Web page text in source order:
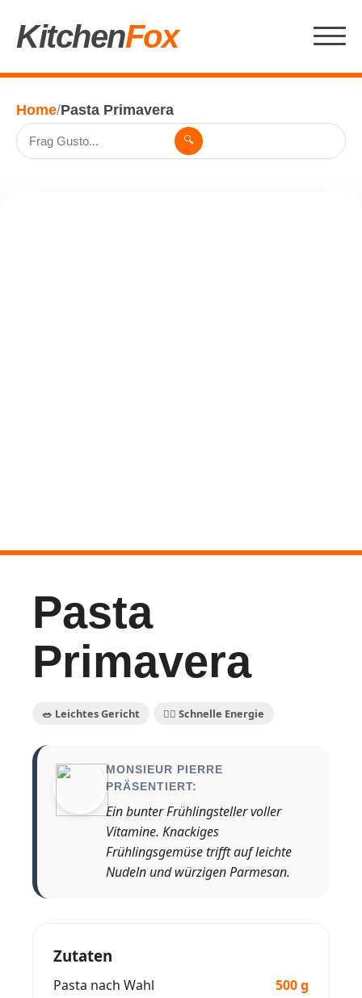
KitchenFox
Home/Pasta Primavera
🔍
Pasta
Primavera
🥗 Leichtes Gericht 🏃‍♀️ Schnelle Energie
MONSIEUR PIERRE
PRÄSENTIERT:
Ein bunter Frühlingsteller voller
Vitamine. Knackiges
Frühlingsgemüse trifft auf leichte
Nudeln und würzigen Parmesan.
Zutaten
Pasta nach Wahl 500 g